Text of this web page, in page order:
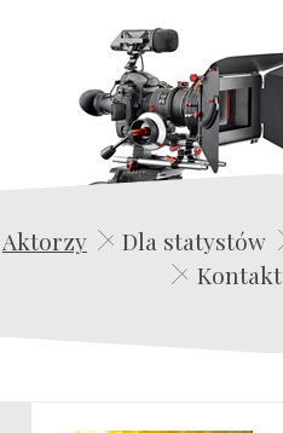
Aktorzy Dla statystów
Kontakt